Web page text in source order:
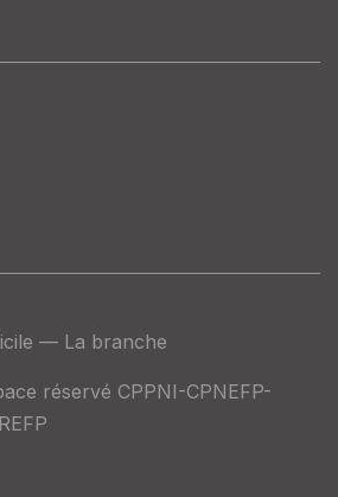
— La branche
réservé CPPNI-CPNEFP-